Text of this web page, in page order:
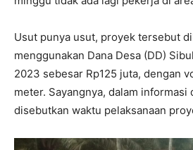
Usut punya usut, proyek tersebut
menggunakan Dana Desa (DD)
2023 sebesar Rp125 juta, dengan
meter. Sayangnya, dalam
disebutkan waktu pelaksanaan